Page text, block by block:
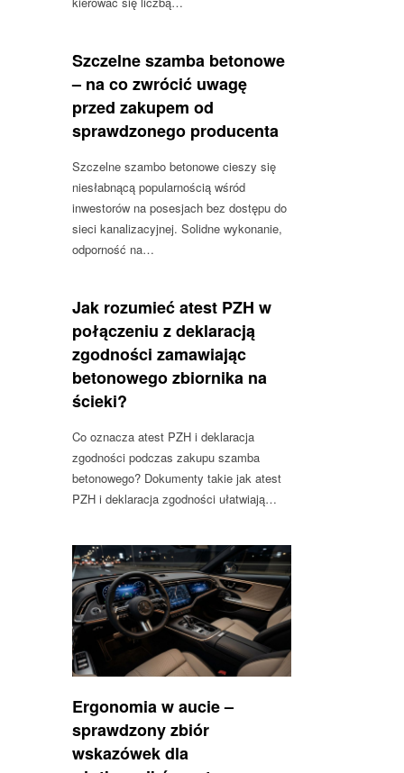
Szczelne szamba betonowe
– na co zwrócić uwagę
przed zakupem od
sprawdzonego producenta
Szczelne szambo betonowe cieszy się
niesłabnącą popularnością wśród
inwestorów na posesjach bez dostępu do
sieci kanalizacyjnej. Solidne wykonanie,
odporność na…
Jak rozumieć atest PZH w
połączeniu z deklaracją
zgodności zamawiając
betonowego zbiornika na
ścieki?
Co oznacza atest PZH i deklaracja
zgodności podczas zakupu szamba
betonowego? Dokumenty takie jak atest
PZH i deklaracja zgodności ułatwiają…
Ergonomia w aucie –
sprawdzony zbiór
wskazówek dla